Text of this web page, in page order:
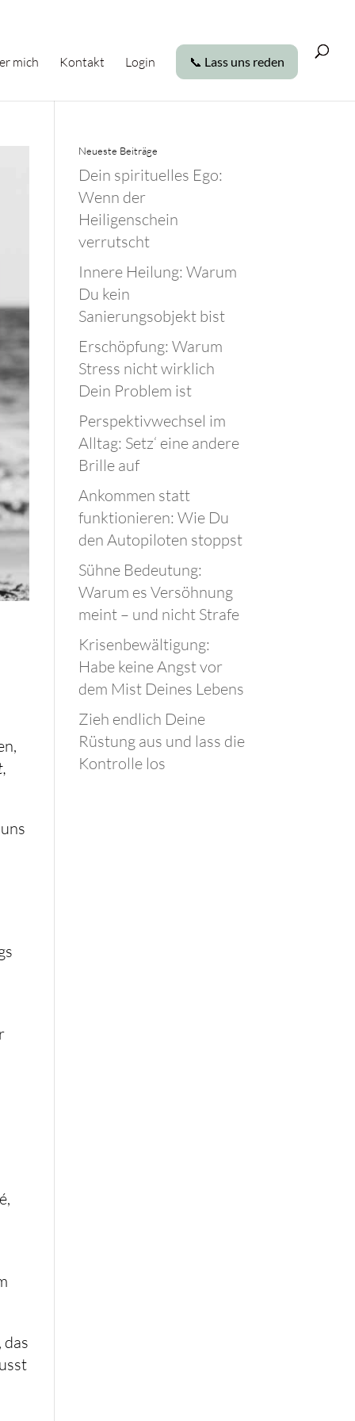
mich Kontakt Login 📞 Lass uns reden
das
Neueste Beiträge
Dein spirituelles Ego:
Wenn der
Heiligenschein
verrutscht
Innere Heilung: Warum
Du kein
Sanierungsobjekt bist
Erschöpfung: Warum
Stress nicht wirklich
Dein Problem ist
Perspektivwechsel im
Alltag: Setz‘ eine andere
Brille auf
Ankommen statt
funktionieren: Wie Du
den Autopiloten stoppst
Sühne Bedeutung:
Warum es Versöhnung
meint – und nicht Strafe
Krisenbewältigung:
Habe keine Angst vor
dem Mist Deines Lebens
Zieh endlich Deine
Rüstung aus und lass die
Kontrolle los